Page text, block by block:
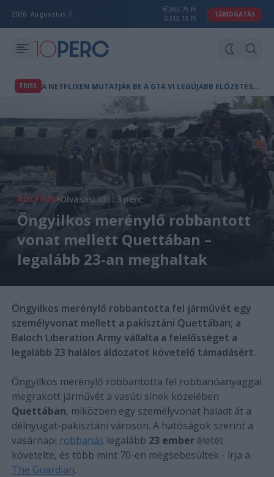
2026. Augusztus 7.
363.75 Ft
315.15 Ft
TÁMOGATÁS
FRISS A
NETFLIXEN MUTATJÁK BE A GTA VI LEGÚJABB ELŐZETESÉT
KÜLFÖLD Olvasási idő: 3 perc
Öngyilkos merénylő robbantott
vonat mellett Quettában –
legalább 23-an meghaltak
Öngyilkos merénylő robbantotta fel járművét egy
személyvonat mellett a pakisztáni Quettában; a
Baloch Liberation Army vállalta a felelősséget a
legalább 23 halálos áldozatot követelő támadásért.
Öngyilkos merénylő robbantotta fel robbanóanyaggal
megrakott járművét a vasúti sínek közelében
Quettában, miközben egy személyvonat haladt át a
délnyugat-pakisztáni városon. A hatóságok szerint a
vasárnapi robbanás legalább 23 emberéletét
követelte, és több mint 70-en megsebesültek - írja a
The Guardian.